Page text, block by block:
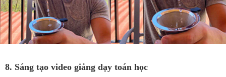
8. Sáng tạo video giảng dạy toán học